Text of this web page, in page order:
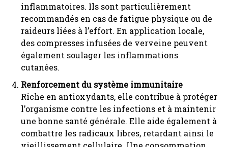
inflammatoires. Ils sont particulièrement
recommandés en cas de fatigue physique ou de
raideurs liées à l’effort. En application locale,
des compresses infusées de verveine peuvent
également soulager les inflammations
cutanées.
Renforcement du système immunitaire
Riche en antioxydants, elle contribue à protéger
l’organisme contre les infections et à maintenir
une bonne santé générale. Elle aide également à
combattre les radicaux libres, retardant ainsi le